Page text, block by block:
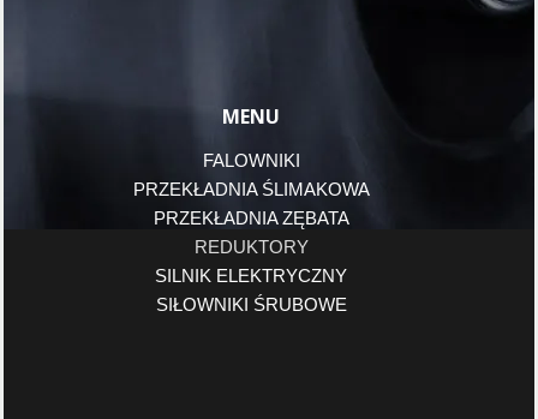
MENU
FALOWNIKI
PRZEKŁADNIA ŚLIMAKOWA
PRZEKŁADNIA ZĘBATA
REDUKTORY
SILNIK ELEKTRYCZNY
SIŁOWNIKI ŚRUBOWE